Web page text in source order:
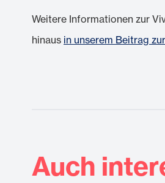
Weitere Informationen zur
hinaus in unserem Beitrag
Auch